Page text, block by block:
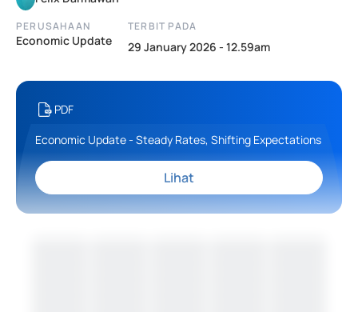
PERUSAHAAN
Economic Update
TERBIT PADA
29 January 2026 - 12.59am
PDF
Economic Update - Steady Rates, Shifting Expectations
Lihat